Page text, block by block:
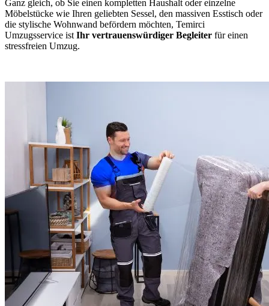
Ganz gleich, ob Sie einen kompletten Haushalt oder einzelne
Möbelstücke wie Ihren geliebten Sessel, den massiven Esstisch oder
die stylische Wohnwand befördern möchten, Temirci
Umzugsservice ist Ihr vertrauenswürdiger Begleiter für einen
stressfreien Umzug.